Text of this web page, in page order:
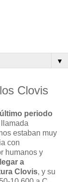
▼
Clovis
periodo
estaban muy
con
humanos y
a
Clovis, y su